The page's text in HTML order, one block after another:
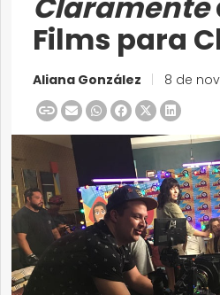
Films para
Aliana González 8 de